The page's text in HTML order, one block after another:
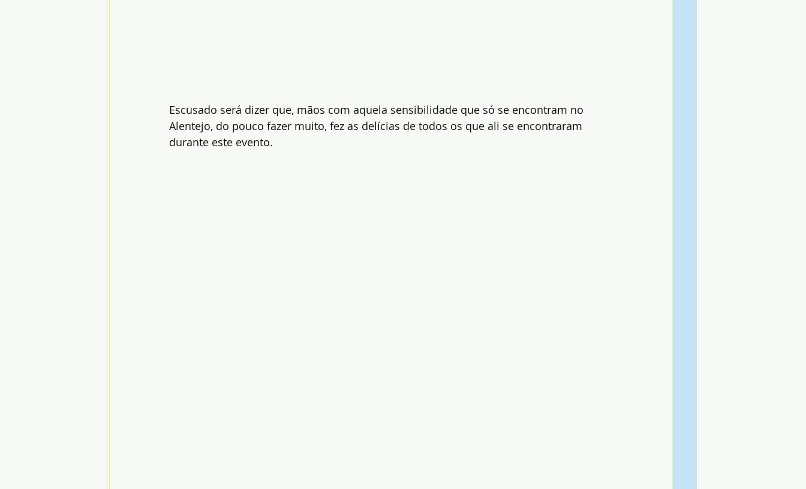
Escusado será dizer que, mãos com aquela sensibilidade que só se encontram no
Alentejo, do pouco fazer muito, fez as delícias de todos os que ali se encontraram
durante este evento.